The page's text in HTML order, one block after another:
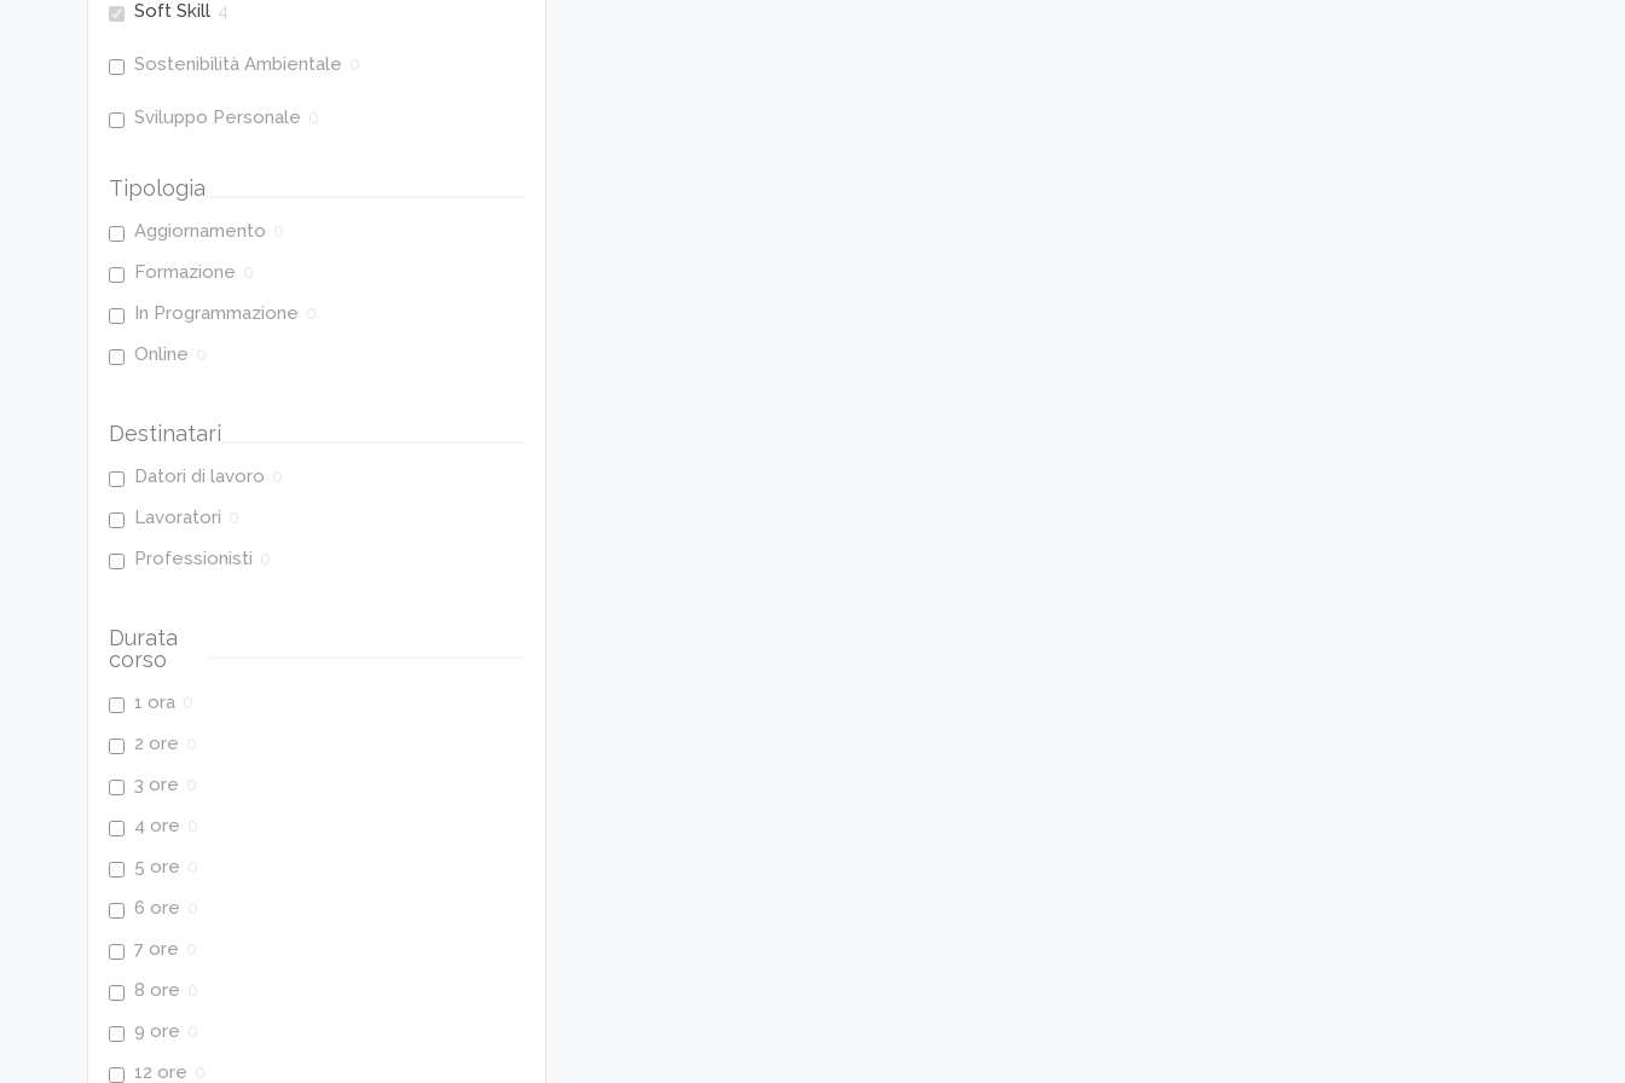
Soft Skill 4
Sostenibilità Ambientale 0
Sviluppo Personale 0
Tipologia
Aggiornamento 0
Formazione 0
In Programmazione 0
Online 0
Destinatari
Datori di lavoro 0
Lavoratori 0
Professionisti 0
Durata
corso
1 ora 0
2 ore 0
3 ore 0
4 ore 0
5 ore 0
6 ore 0
7 ore 0
8 ore 0
9 ore 0
12 ore 0